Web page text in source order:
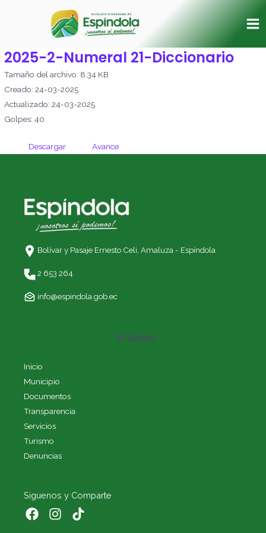
2025-2-Numeral 21-Diccionario
Tamaño del archivo: 8.34 KB
Creado: 24-03-2025
Actualizado: 24-03-2025
Golpes: 40
Descargar Avance
Bolívar y Pasaje Ernesto Celi, Amaluza - Espíndola
2 653 264
info@espindola.gob.ec
Enlaces
Inicio
Municipio
Documentos
Transparencia
Servicios
Turismo
Denuncias
Siguenos y Comparte